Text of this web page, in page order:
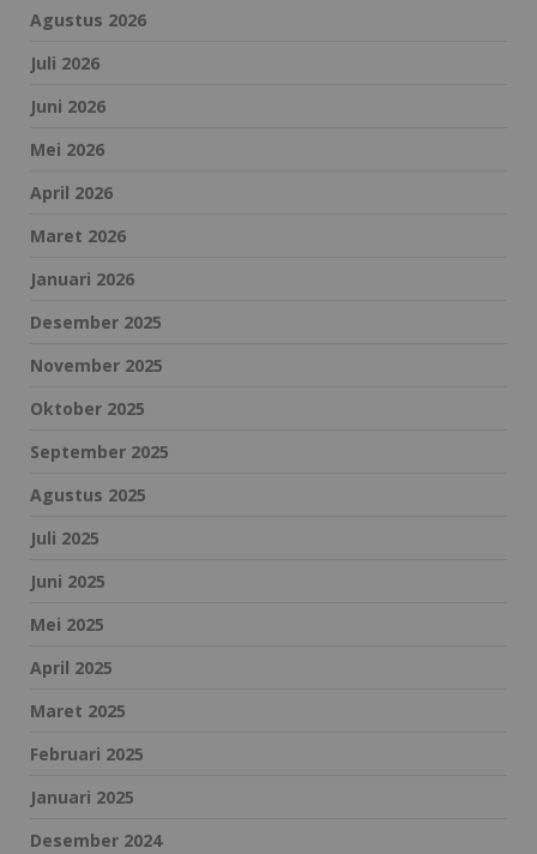
Agustus 2026
Juli 2026
Juni 2026
Mei 2026
April 2026
Maret 2026
Januari 2026
Desember 2025
November 2025
Oktober 2025
September 2025
Agustus 2025
Juli 2025
Juni 2025
Mei 2025
April 2025
Maret 2025
Februari 2025
Januari 2025
Desember 2024